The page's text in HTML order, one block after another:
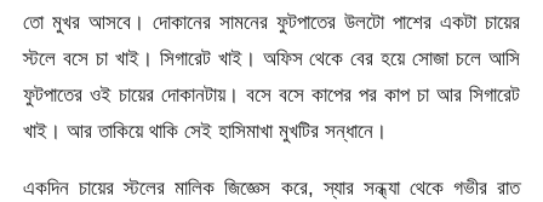
তো মুখর আসবে। দোকানের সামনের ফুটপাতের উলটো পাশের একটা চায়ের
স্টলে বসে চা খাই। সিগারেট খাই। অফিস থেকে বের হয়ে সোজা চলে আসি
ফুটপাতের ওই চায়ের দোকানটায়। বসে বসে কাপের পর কাপ চা আর সিগারেট
খাই। আর তাকিয়ে থাকি সেই হাসিমাখা মুখটির সন্ধানে।
একদিন চায়ের স্টলের মালিক জিজ্ঞেস করে, স্যার সন্ধ্যা থেকে গভীর রাত